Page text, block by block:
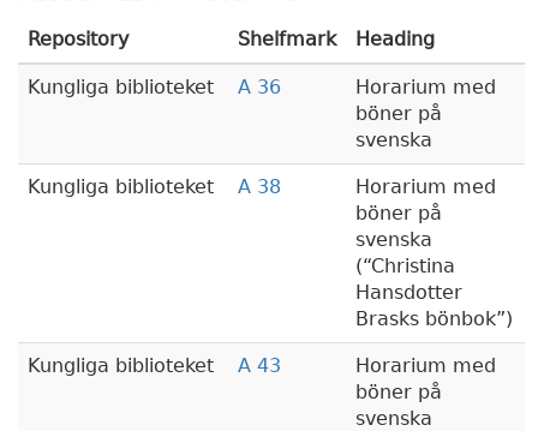
Repository Shelfmark Heading
Kungliga biblioteket A 36
Horarium med
böner på
svenska
Kungliga biblioteket A 38
Horarium med
böner på
svenska
( Christina
Hansdotter
Brasks bönbok )
Kungliga biblioteket A 43
Horarium med
böner på
svenska